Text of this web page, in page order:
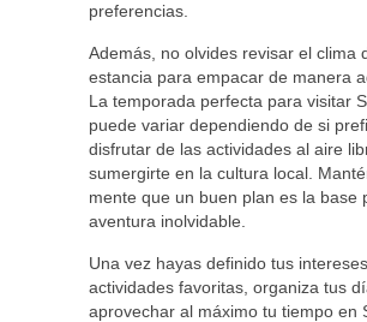
preferencias.
Además, no olvides revisar el clima
estancia para empacar de manera
La temporada perfecta para visitar
puede variar dependiendo de si
disfrutar de las actividades al aire
sumergirte en la cultura local.
mente que un buen plan es la base
aventura inolvidable.
Una vez hayas definido tus
actividades favoritas, organiza tus
aprovechar al máximo tu tiempo en